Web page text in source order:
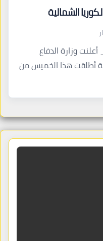
الشمالية
أعلنت وزارة الدفاع
أطلقت هذا الخميس من